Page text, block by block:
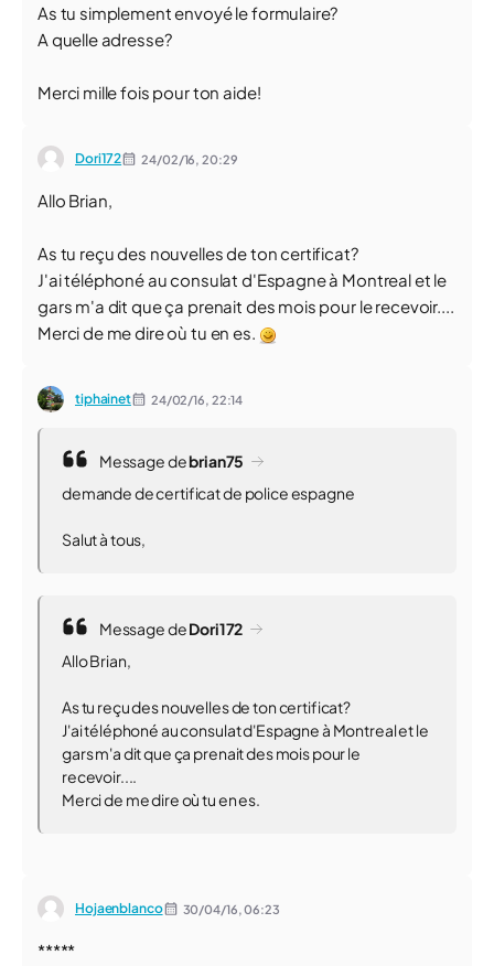
As tu simplement envoyé le formulaire?
A quelle adresse?
Merci mille fois pour ton aide!
Dori172 24/02/16,20:29
Allo Brian,
As tu reçu des nouvelles de ton certificat?
J'ai téléphoné au consulat d'Espagne à Montreal et le
gars m'a dit que ça prenait des mois pour le recevoir....
Merci de me dire où tu en es.
tiphainet 24/02/16, 22:14
Message debrian75
demande de certificat de police espagne
Salut à tous,
Message deDori172
Allo Brian,
As tu reçu des nouvelles de ton certificat?
J'ai téléphoné au consulat d'Espagne à Montreal et le
gars m'a dit que ça prenait des mois pour le
recevoir....
Merci de me dire où tu en es.
Hojaenblanco 30/04/16,06:23
*****